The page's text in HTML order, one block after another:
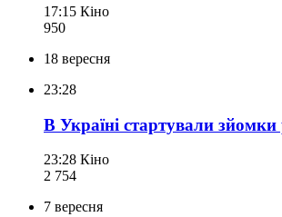
17:15 Кіно
950
18 вересня
23:28
В Україні стартували зйомки
23:28 Кіно
2 754
7 вересня